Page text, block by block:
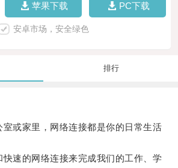
苹果下载 PC下载
安卓市场，安全绿色
排行
或家里，网络连接都是你的日常生活
速的网络连接来完成我们的工作、学